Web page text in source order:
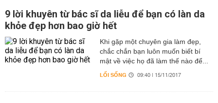
9 lời khuyên từ bác sĩ da liễu để bạn có làn da
khỏe đẹp hơn bao giờ hết
Khi gặp một chuyên gia làm đẹp,
chắc chắn bạn luôn muốn biết bí
mật về việc họ đã làm thế nào để...
LỐI SỐNG 09:40 | 15/11/2017